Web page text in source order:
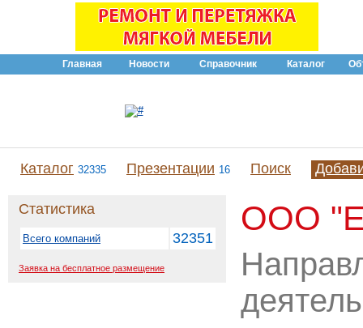
Главная Новости Справочник Каталог
Каталог 32335 Презентации 16 Поиск
Статистика
Всего компаний 32351
Заявка на бесплатное размещение
ООО